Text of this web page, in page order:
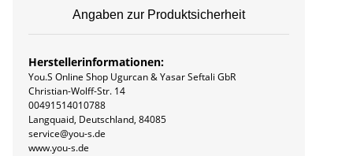
Angaben zur Produktsicherheit
Herstellerinformationen:
You.S Online Shop Ugurcan & Yasar Seftali GbR
Christian-Wolff-Str. 14
00491514010788
Langquaid, Deutschland, 84085
service@you-s.de
www.you-s.de